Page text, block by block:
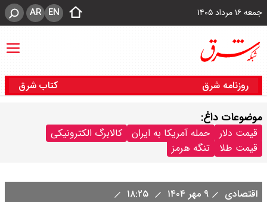
جمعه ۱۶ مرداد ۱۴۰۵ EN
AR
روزنامه شرق کتاب شرق
موضوعات داغ:
قیمت دلار حمله آمریکا به ایران
کالابرگ الکترونیکی
قیمت طلا
تنگه هرمز
اقتصادی ۹ مهر ۱۴۰۴